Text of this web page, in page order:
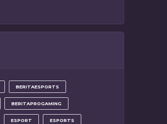
BERITAESPORTS
BERITAPROGAMING
ESPORT ESPORTS